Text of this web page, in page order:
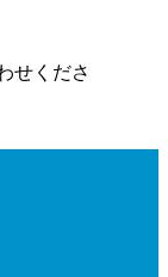
せくださ